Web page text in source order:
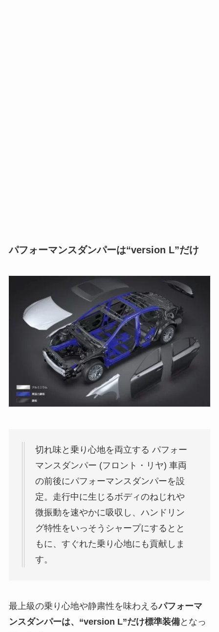
パフォーマンスダンパーは“version L”だけ
切れ味と乗り心地を両立する パフォー
マンスダンパー (フロント・リヤ) 車両
の前後にパフォーマンスダンパーを設
定。走行中に生じるボディのねじれや
微振動を速やかに吸収し、ハンドリン
グ特性をいっそうシャープにするとと
もに、すぐれた乗り心地にも貢献しま
す。
最上級の乗り心地や静粛性を味わえるパフォーマ
ンスダンパーは、“version L”だけ標準装備となっ